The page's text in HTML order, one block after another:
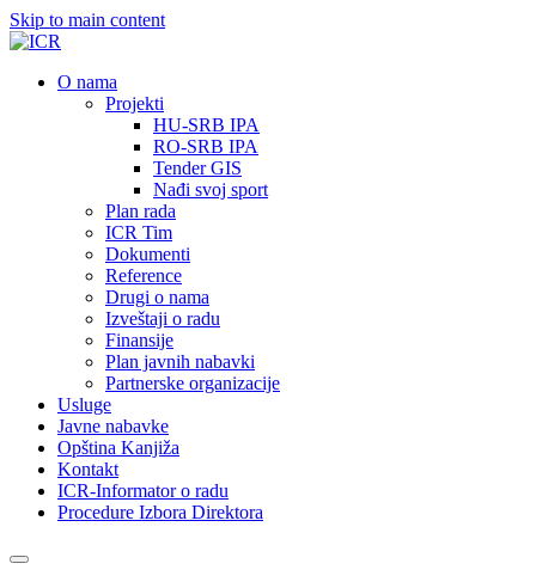
Skip to main content
О nama
Projekti
HU-SRB IPA
RO-SRB IPA
Tender GIS
Nađi svoj sport
Plan rada
ICR Tim
Dokumenti
Reference
Drugi o nama
Izveštaji o radu
Finansije
Plan javnih nabavki
Partnerske organizacije
Usluge
Javne nabavke
Opština Kanjiža
Kontakt
ICR-Informator o radu
Procedure Izbora Direktora